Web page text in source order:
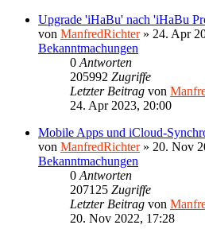
Upgrade 'iHaBu' nach 'iHaBu
von ManfredRichter» 24. Apr
Bekanntmachungen
0 Antworten
205992 Zugriffe
Letzter Beitrag von
24. Apr 2023, 20:00
Mobile Apps und iCloud-
von ManfredRichter» 20. Nov
Bekanntmachungen
0 Antworten
207125 Zugriffe
Letzter Beitrag von
20. Nov 2022, 17:28